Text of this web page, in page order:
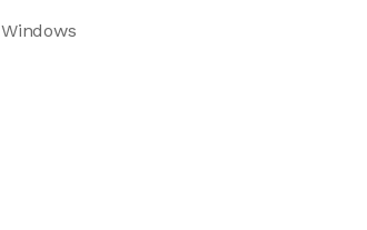
Windows